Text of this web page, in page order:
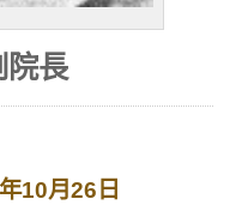
院長
10月26日